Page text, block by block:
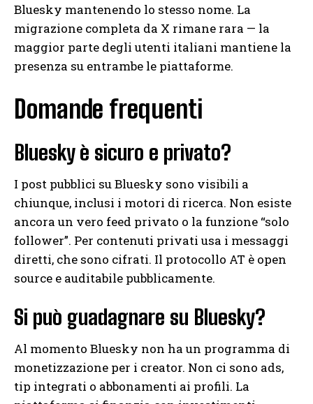
Bluesky mantenendo lo stesso nome. La
migrazione completa da X rimane rara — la
maggior parte degli utenti italiani mantiene la
presenza su entrambe le piattaforme.
Domande frequenti
Bluesky è sicuro e privato?
I post pubblici su Bluesky sono visibili a
chiunque, inclusi i motori di ricerca. Non esiste
ancora un vero feed privato o la funzione “solo
follower”. Per contenuti privati usa i messaggi
diretti, che sono cifrati. Il protocollo AT è open
source e auditabile pubblicamente.
Si può guadagnare su Bluesky?
Al momento Bluesky non ha un programma di
monetizzazione per i creator. Non ci sono ads,
tip integrati o abbonamenti ai profili. La